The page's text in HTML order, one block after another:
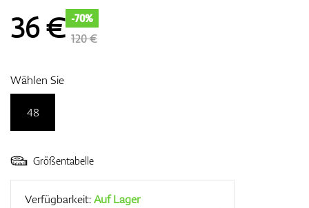
Entfernungsmesser & GPS
36€ -70%
120 €
Wählen Sie
48
Größentabelle
Verfügbarkeit:Auf Lager